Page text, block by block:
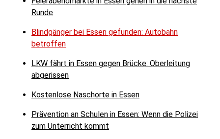
Runde
Blindgänger bei Essen gefunden: Autobahn
betroffen
LKW fährt in Essen gegen Brücke: Oberleitung
abgerissen
Kostenlose Naschorte in Essen
Prävention an Schulen in Essen: Wenn die Polizei
zum Unterricht kommt